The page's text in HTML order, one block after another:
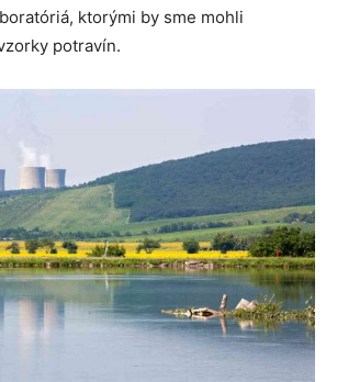
ktorými by sme mohli
potravín.